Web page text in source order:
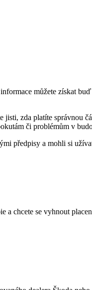
můžete získat
zda platíte správnou
či problémům v
předpisy a mohli si
chcete se vyhnout